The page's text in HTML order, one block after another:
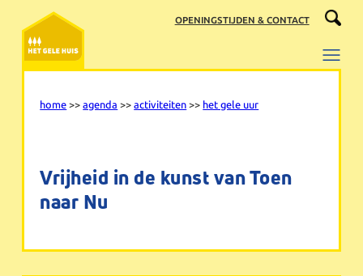
naar
inhoud
OPENINGSTIJDEN & CONTACT
home >>agenda >>activiteiten >> het gele uur
Vrijheid in de kunst van Toen
naar Nu